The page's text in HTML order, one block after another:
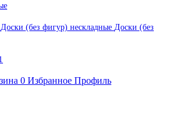
Доски (без фигур) нескладные Доски (без
0 Избранное Профиль